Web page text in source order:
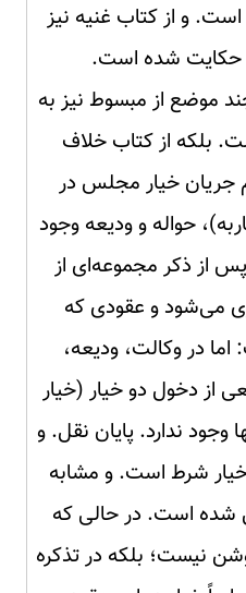
و از کتاب غنیه نیز
حکایت شده است.
موضع از مبسوط نیز به
بلکه از کتاب خلاف
جریان خیار مجلس در
حواله و ودیعه وجود
از ذکر مجموعه‌ای از
می‌شود و عقودی که
در وکالت، ودیعه،
از دخول دو خیار (خیار
ندارد. پایان نقل. و
شرط است. و مشابه
شده است. در حالی که
نیست؛ بلکه در تذکره